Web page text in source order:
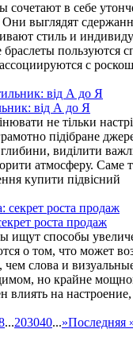
сочетают в себе
Они выглядят
стиль и
пользуются
с
від А до Я
не тільки
підібране
глибини, виділити
атмосферу. Саме
купити підвісний
роста продаж
ищут способы
о том, что может
чем слова и
но крайне
влиять на
...203040...»Последняя